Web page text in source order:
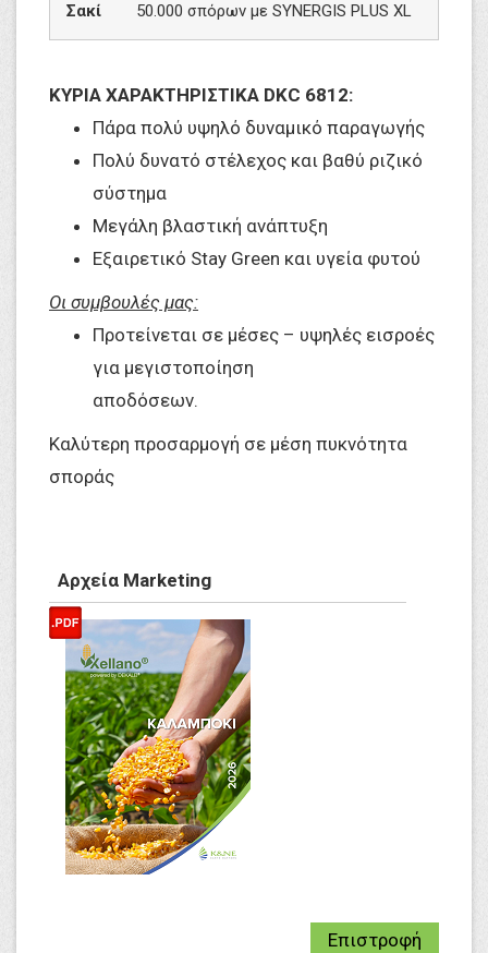
Σακί 50.000 σπόρων με SYNERGIS PLUS XL
ΚΥΡΙΑ ΧΑΡΑΚΤΗΡΙΣΤΙΚΑ DKC 6812:
Πάρα πολύ υψηλό δυναμικό παραγωγής
Πολύ δυνατό στέλεχος και βαθύ ριζικό
σύστημα
Μεγάλη βλαστική ανάπτυξη
Εξαιρετικό Stay Green και υγεία φυτού
Οι συμβουλές μας:
Προτείνεται σε μέσες – υψηλές εισροές
για μεγιστοποίηση
αποδόσεων.
Καλύτερη προσαρμογή σε μέση πυκνότητα
σποράς
Αρχεία Marketing
Επιστροφή